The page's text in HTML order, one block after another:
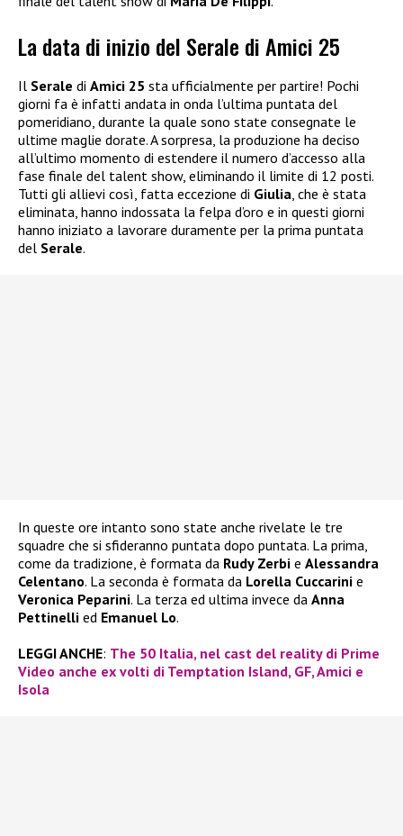
La data di inizio del Serale di Amici 25
Il Serale di Amici 25 sta ufficialmente per partire! Pochi
giorni fa è infatti andata in onda l’ultima puntata del
pomeridiano, durante la quale sono state consegnate le
ultime maglie dorate. A sorpresa, la produzione ha deciso
all’ultimo momento di estendere il numero d’accesso alla
fase finale del talent show, eliminando il limite di 12 posti.
Tutti gli allievi così, fatta eccezione di Giulia, che è stata
eliminata, hanno indossata la felpa d’oro e in questi giorni
hanno iniziato a lavorare duramente per la prima puntata
del Serale.
In queste ore intanto sono state anche rivelate le tre
squadre che si sfideranno puntata dopo puntata. La prima,
come da tradizione, è formata da Rudy Zerbi e Alessandra
Celentano. La seconda è formata da Lorella Cuccarini e
Veronica Peparini. La terza ed ultima invece da Anna
Pettinelli ed Emanuel Lo.
LEGGI ANCHE: The 50 Italia, nel cast del reality di Prime
Video anche ex volti di Temptation Island, GF, Amici e
Isola